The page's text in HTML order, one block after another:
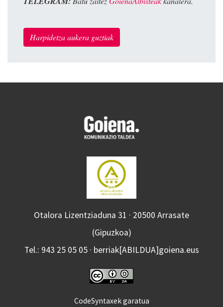
Harpidetza aukera guztiak
Otalora Lizentziaduna 31 · 20500 Arrasate
(Gipuzkoa)
Tel.: 943 25 05 05 · berriak[ABILDUA]goiena.eus
CodeSyntaxek garatua